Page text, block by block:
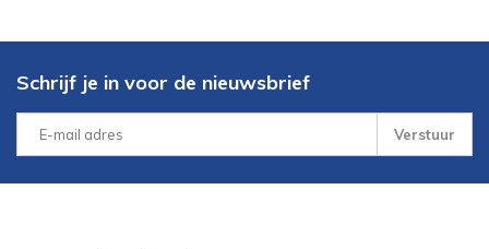
Schrijf je in voor de nieuwsbrief
Verstuur